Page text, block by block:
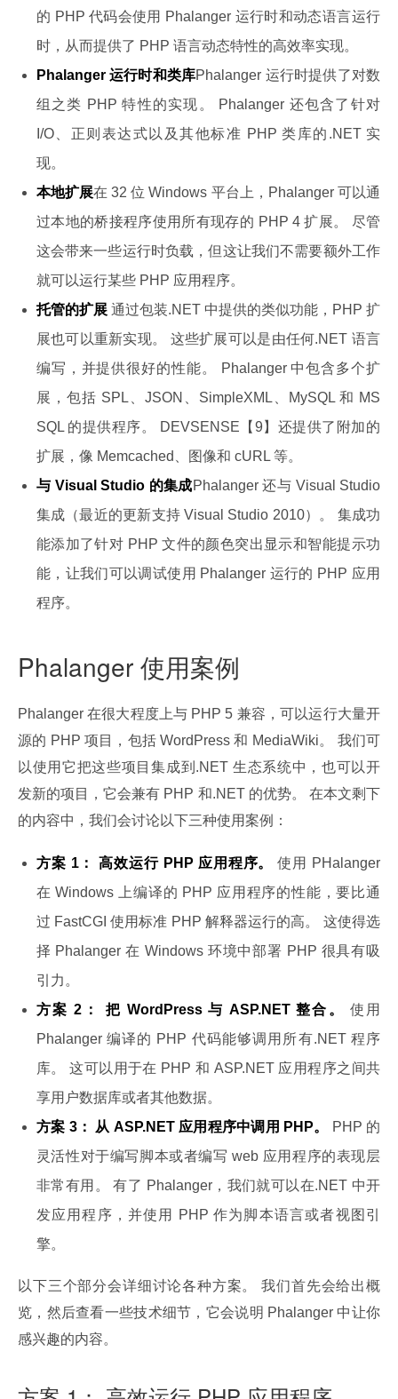
的 PHP 代码会使用 Phalanger 运行时和动态语言运行
时，从而提供了 PHP 语言动态特性的高效率实现。
Phalanger 运行时和类库Phalanger 运行时提供了对数
组之类 PHP 特性的实现。 Phalanger 还包含了针对
I/O、正则表达式以及其他标准 PHP 类库的.NET 实
现。
本地扩展在 32 位 Windows 平台上，Phalanger 可以通
过本地的桥接程序使用所有现存的 PHP 4 扩展。 尽管
这会带来一些运行时负载，但这让我们不需要额外工作
就可以运行某些 PHP 应用程序。
托管的扩展通过包装.NET 中提供的类似功能，PHP 扩
展也可以重新实现。 这些扩展可以是由任何.NET 语言
编写，并提供很好的性能。 Phalanger 中包含多个扩
展，包括 SPL、JSON、SimpleXML、MySQL 和 MS
SQL 的提供程序。 DEVSENSE【9】还提供了附加的
扩展，像 Memcached、图像和 cURL 等。
与 Visual Studio 的集成Phalanger 还与 Visual Studio
集成（最近的更新支持 Visual Studio 2010）。 集成功
能添加了针对 PHP 文件的颜色突出显示和智能提示功
能，让我们可以调试使用 Phalanger 运行的 PHP 应用
程序。
Phalanger 使用案例
Phalanger 在很大程度上与 PHP 5 兼容，可以运行大量开
源的 PHP 项目，包括 WordPress 和 MediaWiki。 我们可
以使用它把这些项目集成到.NET 生态系统中，也可以开
发新的项目，它会兼有 PHP 和.NET 的优势。 在本文剩下
的内容中，我们会讨论以下三种使用案例：
方案 1： 高效运行 PHP 应用程序。
使用 PHalanger
在 Windows 上编译的 PHP 应用程序的性能，要比通
过 FastCGI 使用标准 PHP 解释器运行的高。 这使得选
择 Phalanger 在 Windows 环境中部署 PHP 很具有吸
引力。
方案 2： 把 WordPress 与 ASP.NET 整合。
使用
Phalanger 编译的 PHP 代码能够调用所有.NET 程序
库。 这可以用于在 PHP 和 ASP.NET 应用程序之间共
享用户数据库或者其他数据。
方案 3： 从 ASP.NET 应用程序中调用 PHP。
PHP 的
灵活性对于编写脚本或者编写 web 应用程序的表现层
非常有用。 有了 Phalanger，我们就可以在.NET 中开
发应用程序，并使用 PHP 作为脚本语言或者视图引
擎。
以下三个部分会详细讨论各种方案。 我们首先会给出概
览，然后查看一些技术细节，它会说明 Phalanger 中让你
感兴趣的内容。